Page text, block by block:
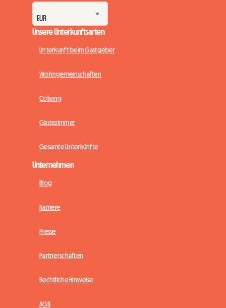
Unsere Unterkunftsarten
Unterkunft beim Gastgeber
Wohngemeinschaften
Coliving
Gästezimmer
Gesamte Unterkünfte
Unternehmen
Blog
Karriere
Presse
Partnerschaften
Rechtliche Hinweise
AGB